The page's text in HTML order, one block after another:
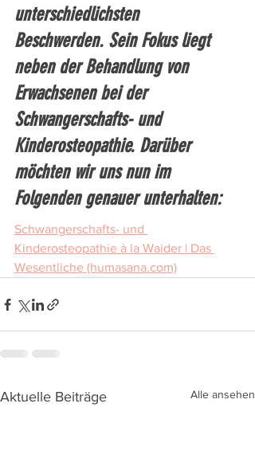
unterschiedlichsten
Beschwerden. Sein Fokus liegt
neben der Behandlung von
Erwachsenen bei der
Schwangerschafts- und
Kinderosteopathie. Darüber
möchten wir uns nun im
Folgenden genauer unterhalten:
Schwangerschafts- und
Kinderosteopathie à la Waider | Das
Wesentliche (humasana.com)
Aktuelle Beiträge Alle ansehen